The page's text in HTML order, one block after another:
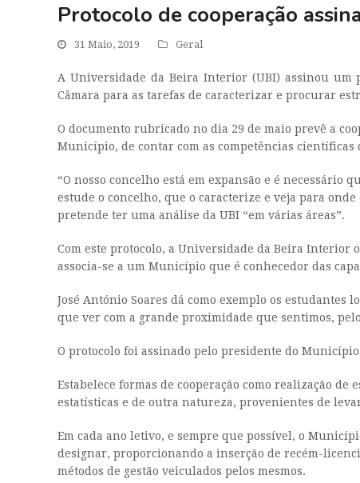
Protocolo de cooperação
31 Maio, 2019 Geral
A Universidade da Beira Interior (UBI) assinou um
Câmara para as tarefas de caracterizar e procurar
O documento rubricado no dia 29 de maio prevê a
Município, de contar com as competências científicas
“O nosso concelho está em expansão e é necessário
estude o concelho, que o caracterize e veja para
pretende ter uma análise da UBI “em várias áreas”.
Com este protocolo, a Universidade da Beira
associa-se a um Município que é conhecedor das
José António Soares dá como exemplo os
que ver com a grande proximidade que sentimos,
O protocolo foi assinado pelo presidente do
Estabelece formas de cooperação como realização
estatísticas e de outra natureza, provenientes de
Em cada ano letivo, e sempre que possível, o
designar, proporcionando a inserção de recém-
métodos de gestão veiculados pelos mesmos.